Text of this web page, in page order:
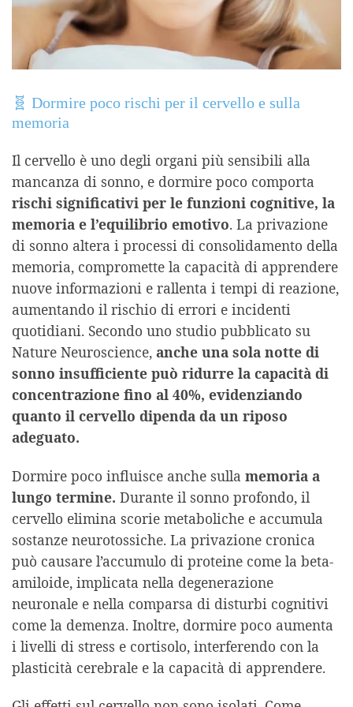
🧬 Dormire poco rischi per il cervello e sulla
memoria
Il cervello è uno degli organi più sensibili alla
mancanza di sonno, e dormire poco comporta
rischi significativi per le funzioni cognitive, la
memoria e l’equilibrio emotivo. La privazione
di sonno altera i processi di consolidamento della
memoria, compromette la capacità di apprendere
nuove informazioni e rallenta i tempi di reazione,
aumentando il rischio di errori e incidenti
quotidiani. Secondo uno studio pubblicato su
Nature Neuroscience, anche una sola notte di
sonno insufficiente può ridurre la capacità di
concentrazione fino al 40%, evidenziando
quanto il cervello dipenda da un riposo
adeguato.
Dormire poco influisce anche sulla memoria a
lungo termine. Durante il sonno profondo, il
cervello elimina scorie metaboliche e accumula
sostanze neurotossiche. La privazione cronica
può causare l’accumulo di proteine come la beta-
amiloide, implicata nella degenerazione
neuronale e nella comparsa di disturbi cognitivi
come la demenza. Inoltre, dormire poco aumenta
i livelli di stress e cortisolo, interferendo con la
plasticità cerebrale e la capacità di apprendere.